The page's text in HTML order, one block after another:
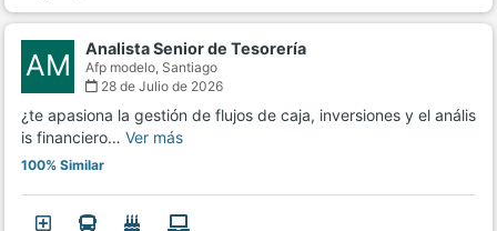
AM Analista Senior de Tesorería
Afp modelo, Santiago
28 de Julio de 2026
¿te apasiona la gestión de flujos de caja, inversiones y el anális
is financiero… Ver más
100% Similar